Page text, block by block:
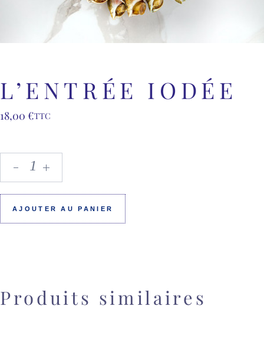
L’ENTRÉE IODÉE
18,00 €TTC
AJOUTER AU PANIER
Produits similaires